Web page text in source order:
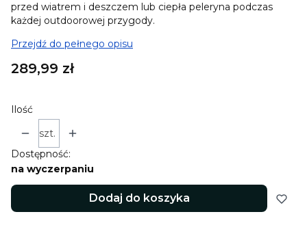
przed wiatrem i deszczem lub ciepła peleryna podczas
każdej outdoorowej przygody.
Przejdź do pełnego opisu
Cena
289,99 zł
Ilość
szt.
Dostępność:
na wyczerpaniu
Dodaj do koszyka